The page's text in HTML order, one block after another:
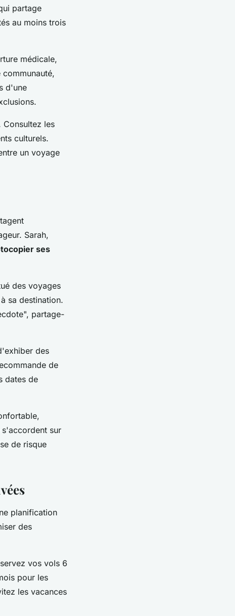
partage
au moins trois
médicale,
d'une
les
culturels.
un voyage
Sarah,
ses
des voyages
sa destination.
partage-
des
de
dates de
s'accordent sur
de risque
planification
des
vos vols 6
pour les
les vacances